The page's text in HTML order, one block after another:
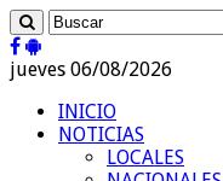
jueves 06/08/2026
INICIO
NOTICIAS
LOCALES